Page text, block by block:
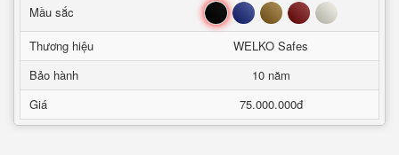
Mầu sắc Đen Xanh Nâu Đỏ Trắng
Thương hiệu
WELKO Safes
Bảo hành
10 năm
Giá
75.000.000đ